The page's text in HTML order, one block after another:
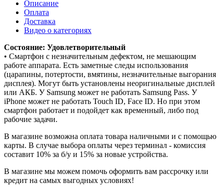
Описание
Оплата
Доставка
Видео о категориях
Состояние: Удовлетворительный
• Смартфон с незначительным дефектом, не мешающим
работе аппарата. Есть заметные следы использования
(царапины, потертости, вмятины, незначительные выгорания
дисплея). Могут быть установлены неоригинальные дисплей
или АКБ. У Samsung может не работать Samsung Pass. У
iPhone может не работать Touch ID, Face ID. Но при этом
смартфон работает и подойдет как временный, либо под
рабочие задачи.
В магазине возможна оплата товара наличными и с помощью
карты. В случае выбора оплаты через терминал - комиссия
составит 10% за б/у и 15% за новые устройства.
В магазине мы можем помочь оформить вам рассрочку или
кредит на самых выгодных условиях!